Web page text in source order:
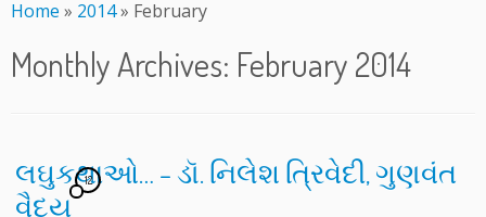
toHome » 2014» February
Monthly Archives: February 2014
લઘુકથાઓ… – ડૉ. નિલેશ ત્રિવેદી, ગુણવંત
વૈદ્ય
12